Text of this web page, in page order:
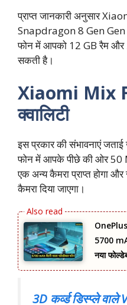
प्राप्त जानकारी अनुसार
Snapdragon 8 Gen Gen
फोन में आपको 12 GB रैम और
सकती है।
Xiaomi Mix
क्वालिटी
इस प्रकार की संभावनाएं
फोन में आपके पीछे की ओर 50
एक अन्य कैमरा प्राप्त होगा
कैमरा दिया जाएगा।
5700
नया
3D कर्व्ड डिस्प्ले